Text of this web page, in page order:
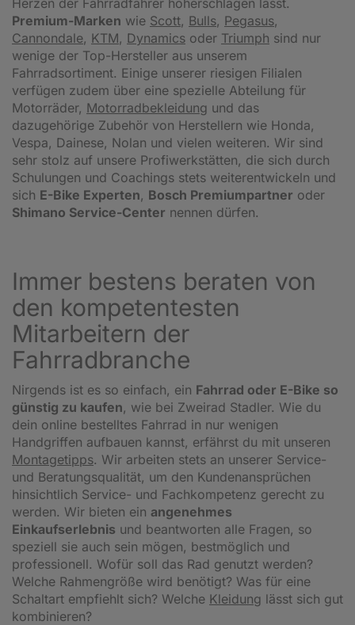
Premium-Marken wie Scott, Bulls, Pegasus,
Cannondale, KTM, Dynamics oder Triumph sind nur
wenige der Top-Hersteller aus unserem
Fahrradsortiment. Einige unserer riesigen Filialen
verfügen zudem über eine spezielle Abteilung für
Motorräder, Motorradbekleidung und das
dazugehörige Zubehör von Herstellern wie Honda,
Vespa, Dainese, Nolan und vielen weiteren. Wir sind
sehr stolz auf unsere Profiwerkstätten, die sich durch
Schulungen und Coachings stets weiterentwickeln und
sich E-Bike Experten, Bosch Premiumpartner oder
Shimano Service-Center nennen dürfen.
Immer bestens beraten von
den kompetentesten
Mitarbeitern der
Fahrradbranche
Nirgends ist es so einfach, ein Fahrrad oder E-Bike so
günstig zu kaufen, wie bei Zweirad Stadler. Wie du
dein online bestelltes Fahrrad in nur wenigen
Handgriffen aufbauen kannst, erfährst du mit unseren
Montagetipps. Wir arbeiten stets an unserer Service-
und Beratungsqualität, um den Kundenansprüchen
hinsichtlich Service- und Fachkompetenz gerecht zu
werden. Wir bieten ein angenehmes
Einkaufserlebnis und beantworten alle Fragen, so
speziell sie auch sein mögen, bestmöglich und
professionell. Wofür soll das Rad genutzt werden?
Welche Rahmengröße wird benötigt? Was für eine
Schaltart empfiehlt sich? Welche Kleidung lässt sich gut
kombinieren?